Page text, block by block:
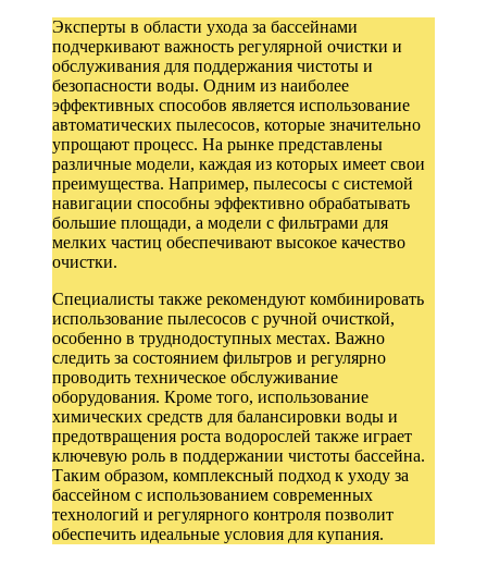
Эксперты в области ухода за бассейнами
подчеркивают важность регулярной очистки и
обслуживания для поддержания чистоты и
безопасности воды. Одним из наиболее
эффективных способов является использование
автоматических пылесосов, которые значительно
упрощают процесс. На рынке представлены
различные модели, каждая из которых имеет свои
преимущества. Например, пылесосы с системой
навигации способны эффективно обрабатывать
большие площади, а модели с фильтрами для
мелких частиц обеспечивают высокое качество
очистки.
Специалисты также рекомендуют комбинировать
использование пылесосов с ручной очисткой,
особенно в труднодоступных местах. Важно
следить за состоянием фильтров и регулярно
проводить техническое обслуживание
оборудования. Кроме того, использование
химических средств для балансировки воды и
предотвращения роста водорослей также играет
ключевую роль в поддержании чистоты бассейна.
Таким образом, комплексный подход к уходу за
бассейном с использованием современных
технологий и регулярного контроля позволит
обеспечить идеальные условия для купания.